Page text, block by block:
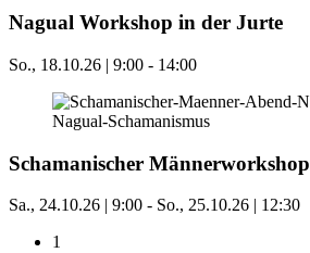
Nagual Workshop in der Jurte
So., 18.10.26 | 9:00 - 14:00
Schamanischer Männerworkshop
Sa., 24.10.26 | 9:00 - So., 25.10.26 | 12:30
1